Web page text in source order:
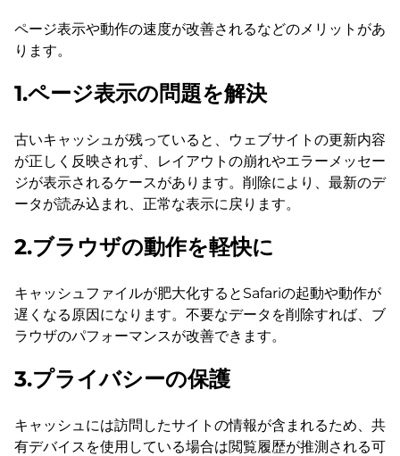
ページ表示や動作の速度が改善されるなどのメリットがあ
ります。
1.ページ表示の問題を解決
古いキャッシュが残っていると、ウェブサイトの更新内容
が正しく反映されず、レイアウトの崩れやエラーメッセー
ジが表示されるケースがあります。削除により、最新のデ
ータが読み込まれ、正常な表示に戻ります。
2.ブラウザの動作を軽快に
キャッシュファイルが肥大化するとSafariの起動や動作が
遅くなる原因になります。不要なデータを削除すれば、ブ
ラウザのパフォーマンスが改善できます。
3.プライバシーの保護
キャッシュには訪問したサイトの情報が含まれるため、共
有デバイスを使用している場合は閲覧履歴が推測される可